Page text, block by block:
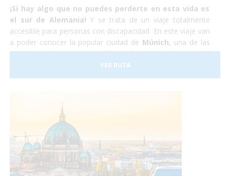
¡Si hay algo que no puedes perderte en esta vida es
el sur de Alemania! Y se trata de un viaje totalmente
accesible para personas con discapacidad. En este viaje van
a poder conocer la popular ciudad de Múnich, una de las
ciudades más importantes del mundo, y la hermosa ciudad
. No lo dudes más y atrévete
aviajar en tu silla de ruedaspor el sur de Alemania.
VER RUTA